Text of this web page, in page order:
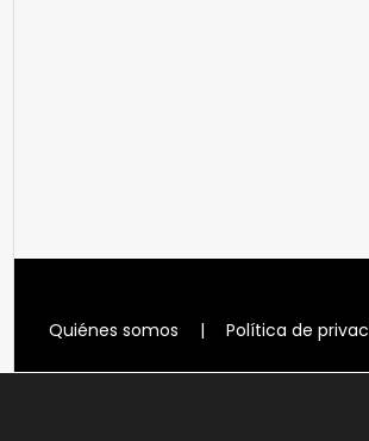
Quiénes somos | Política de